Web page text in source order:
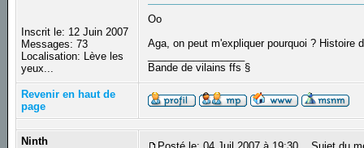
Inscrit le: 12 Juin 2007
Messages: 73
Localisation: Lève les
yeux...
Oo
Aga, on peut m'expliquer pourquoi ?
Bande de vilains ffs §
Revenir en haut de
page
Ninth